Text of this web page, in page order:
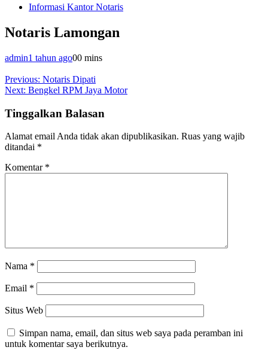
Informasi Kantor Notaris
Notaris Lamongan
admin1 tahun ago00 mins
Navigasi
pos
Previous: Notaris Dipati
Next: Bengkel RPM Jaya Motor
Tinggalkan Balasan
Alamat email Anda tidak akan dipublikasikan. Ruas yang wajib
ditandai *
Komentar *
Nama *
Email *
Situs Web
Simpan nama, email, dan situs web saya pada peramban ini
untuk komentar saya berikutnya.